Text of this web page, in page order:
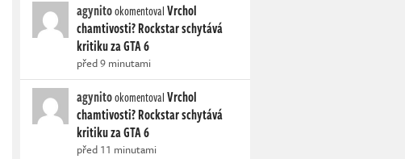
agynitookomentovalVrchol
chamtivosti? Rockstar schytává
kritiku za GTA 6
před 9 minutami
agynitookomentovalVrchol
chamtivosti? Rockstar schytává
kritiku za GTA 6
před 11 minutami